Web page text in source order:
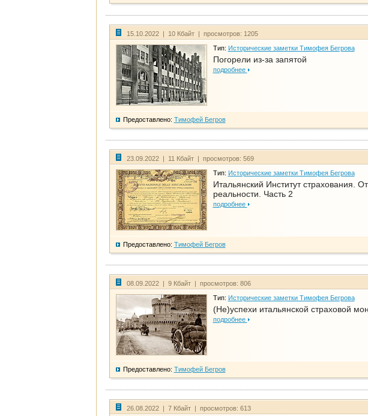
15.10.2022 | 10 Кбайт | просмотров: 1205
Тип: Исторические заметки Тимофея Бегрова
Погорели из-за запятой
подробнее
Предоставлено: Тимофей Бегров
23.09.2022 | 11 Кбайт | просмотров: 569
Тип: Исторические заметки Тимофея Бегрова
Итальянский Институт страхования.
реальности. Часть 2
подробнее
Предоставлено: Тимофей Бегров
08.09.2022 | 9 Кбайт | просмотров: 806
Тип: Исторические заметки Тимофея Бегрова
(Не)успехи итальянской страховой
подробнее
Предоставлено: Тимофей Бегров
26.08.2022 | 7 Кбайт | просмотров: 613